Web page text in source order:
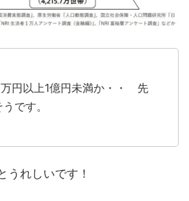
円以上1億円未満か・・ 先
です。
うれしいです！